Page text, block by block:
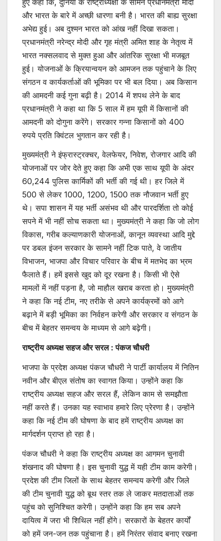
और भारत के बारे में अच्छी धारणा बनी है। भारत की बाह्य सुरक्षा
अभेद्य हुई। अब दुश्मन भारत को आंख नहीं दिखा सकता।
प्रधानमंत्री नरेन्द्र मोदी और गृह मंत्री अमित शाह के नेतृत्व में
भारत नक्सलवाद से मुक्त हुआ और आंतरिक सुरक्षा भी मजबूत
हुई। योजनाओं के क्रियान्वयन को आमजन तक पहुंचाने के लिए
संगठन व कार्यकर्ताओं की भूमिका पर भी बल दिया। अब किसान
की आमदनी कई गुना बढ़ी है। 2014 में शपथ लेने के बाद
प्रधानमंत्री ने कहा था कि 5 साल में हम यूपी में किसानों की
आमदनी को दोगुना करेंगे। सरकार गन्ना किसानों को 400
रुपये प्रति क्विंटल भुगतान कर रही है।
मुख्यमंत्री ने इंफ्रास्ट्रक्चर, वेलफेयर, निवेश, रोजगार आदि की
योजनाओं पर जोर देते हुए कहा कि अभी एक साथ यूपी के अंदर
60,244 पुलिस कार्मिकों की भर्ती की गई थी। हर जिले में
500 से लेकर 1000, 1200, 1500 तक नौजवान भर्ती हुए
थे। सपा शासन में यह भर्ती असंभव थी और पारदर्शिता तो कोई
सपने में भी नहीं सोच सकता था। मुख्यमंत्री ने कहा कि जो लोग
विकास, गरीब कल्याणकारी योजनाओं, कानून व्यवस्था आदि मुद्दे
पर डबल इंजन सरकार के सामने नहीं टिक पाते, वे जातीय
विभाजन, भाजपा और विचार परिवार के बीच में मतभेद का भ्रम
फैलाते हैं। हमें इससे खुद को दूर रखना है। किसी भी ऐसे
मामलों में नहीं पड़ना है, जो माहौल खराब करता हो। मुख्यमंत्री
ने कहा कि नई टीम, नए तरीके से अपने कार्यक्रमों को आगे
बढ़ाने में बड़ी भूमिका का निर्वहन करेगी और सरकार व संगठन के
बीच में बेहतर समन्वय के माध्यम से आगे बढ़ेगी।
राष्ट्रीय अध्यक्ष सहज और सरल : पंकज चौधरी
भाजपा के प्रदेश अध्यक्ष पंकज चौधरी ने पार्टी कार्यालय में नितिन
नवीन और बीएल संतोष का स्वागत किया। उन्होंने कहा कि
राष्ट्रीय अध्यक्ष सहज और सरल हैं, लेकिन काम से समझौता
नहीं करते हैं। उनका यह स्वाभाव हमारे लिए प्रेरणा है। उन्होंने
कहा कि नई टीम की घोषणा के बाद हमें राष्ट्रीय अध्यक्ष का
मार्गदर्शन प्राप्त हो रहा है।
पंकज चौधरी ने कहा कि राष्ट्रीय अध्यक्ष का आगमन चुनावी
शंखनाद की घोषणा है। इस चुनावी युद्ध में यही टीम काम करेगी।
प्रदेश की टीम जिलों के साथ बेहतर समन्वय करेगी और जिले
की टीम चुनावी युद्ध को बूथ स्तर तक ले जाकर मतदाताओं तक
पहुंच को सुनिश्चित करेगी। उन्होंने कहा कि हम सब अपने
दायित्व में जरा भी शिथिल नहीं होंगे। सरकारों के बेहतर कार्यों
को हमें जन-जन तक पहुंचाना है। हमें निरंतर संवाद बनाए रखना